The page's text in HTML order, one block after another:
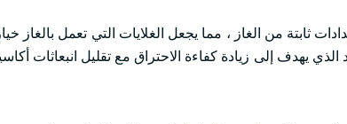
ثابتة من الغاز ، مما يجعل الغلايات التي تعمل بالغاز
يهدف إلى زيادة كفاءة الاحتراق مع تقليل انبعاثات